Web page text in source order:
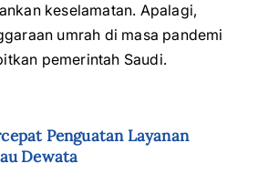
keselamatan. Apalagi,
umrah di masa pandemi
pemerintah Saudi.
Penguatan Layanan
Dewata